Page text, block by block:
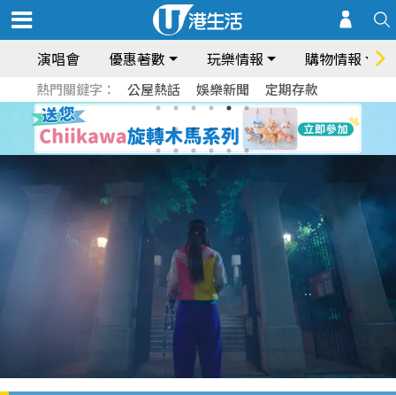
演唱會 優惠著數 玩樂情報 購物情報
熱門關鍵字： 公屋熱話 娛樂新聞 定期存款